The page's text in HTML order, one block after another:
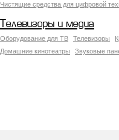
Чистящие средства для цифровой
Телевизоры и медиа
Оборудование для ТВ Телевизоры
Домашние кинотеатры
Звуковые